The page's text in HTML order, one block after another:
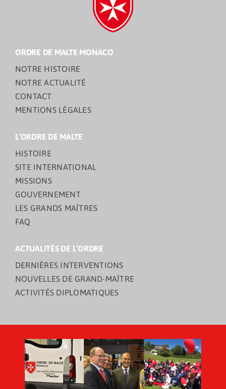
ORDRE DE MALTE MONACO
NOTRE HISTOIRE
NOTRE ACTUALITÉ
CONTACT
MENTIONS LÉGALES
L’ORDRE DE MALTE
HISTOIRE
SITE INTERNATIONAL
MISSIONS
GOUVERNEMENT
LES GRANDS MAÎTRES
FAQ
ACTUALITÉS DE L’ORDRE
DERNIÈRES INTERVENTIONS
NOUVELLES DE GRAND-MAÎTRE
ACTIVITÉS DIPLOMATIQUES